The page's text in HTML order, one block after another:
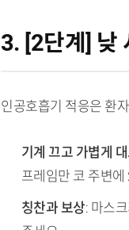
3. [2단계] 낮
인공호흡기 적응은 환
기계 끄고 가볍게 대
프레임만 코 주변
칭찬과 보상: 마스